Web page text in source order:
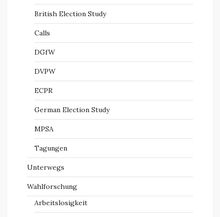
British Election Study
Calls
DGfW
DVPW
ECPR
German Election Study
MPSA
Tagungen
Unterwegs
Wahlforschung
Arbeitslosigkeit